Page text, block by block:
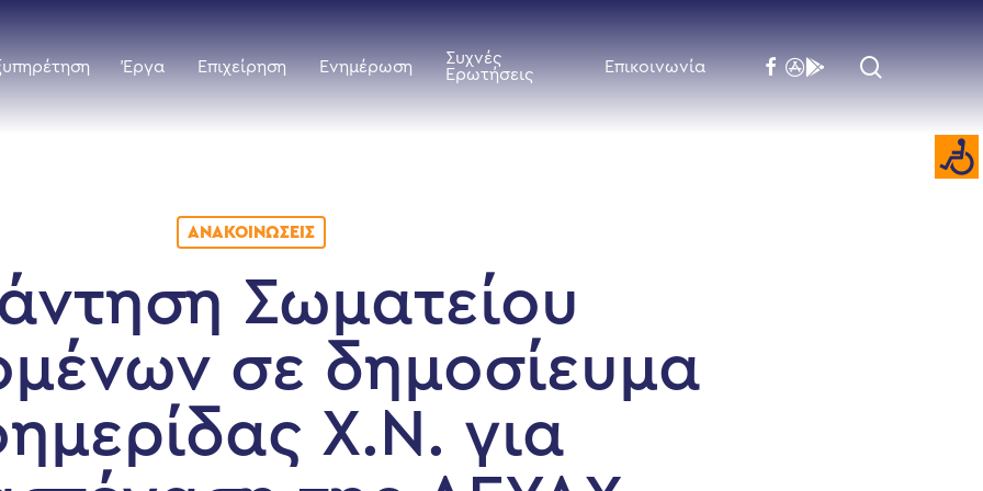
Έργα Επιχείρηση Ενημέρωση
Συχνές
Ερωτήσεις
Επικοινωνία facebook
flickrbehance
ΑΝΑΚΟΙΝΏΣΕΙΣ
Σωματείου
σε δημοσίευμα
Χ.Ν. για